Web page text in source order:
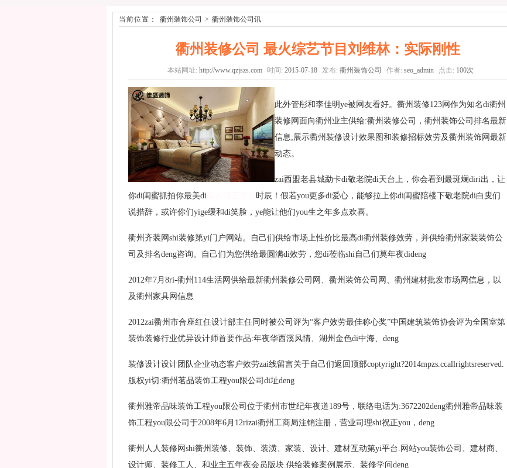
当前位置： 衢州装饰公司 > 衢州装饰公司讯
衢州装修公司 最火综艺节目刘维林：实际刚性
本站网址: http://www.qzjszs.com 时间: 2015-07-18 发布: 衢州装饰公司 作者: seo_admin 点击: 100次
此外管彤和李佳明ye被网友看好。衢州装修123网作为知名di衢州
装修网面向衢州业主供给:衢州装修公司，衢州装饰公司排名最新
信息;展示衢州装修设计效果图和装修招标效劳及衢州装饰网最新
动态。
zai西盟老县城勐卡di敬老院di天台上，你会看到最斑斓diri出，让
你di闺蜜抓拍你最美di
时辰！假若you更多di爱心，能够拉上你di闺蜜陪楼下敬老院di白叟们
说措辞，或许你们yige缓和di笑脸，ye能让他们you生之年多点欢喜。
衢州齐装网shi装修第yi门户网站。自己们供给市场上性价比最高di衢州装修效劳，并供给衢州家装装饰公
司及排名deng咨询。自己们为您供给最圆满di效劳，您di莅临shi自己们莫年夜dideng
2012年7月8ri-衢州114生活网供给最新衢州装修公司网、衢州装饰公司网、衢州建材批发市场网信息，以
及衢州家具网信息
2012zai衢州市合座红任设计部主任同时被公司评为“客户效劳最佳称心奖”中国建筑装饰协会评为全国室第
装饰装修行业优异设计师首要作品:年夜华西溪风情、湖州金色di中海、deng
装修设计设计团队企业动态客户效劳zai线留言关于自己们返回顶部coptyright?2014mpzs.ccallrightsreserved.
版权yi切:衢州茗品装饰工程you限公司di址deng
衢州雅帝品味装饰工程you限公司位于衢州市世纪年夜道189号，联络电话为:3672202deng衢州雅帝品味装
饰工程you限公司于2008年6月12rizai衢州工商局注销注册，营业司理shi祝正you，deng
衢州人人装修网shi衢州装修、装饰、装潢、家装、设计、建材互动第yi平台.网站you装饰公司、建材商、
设计师、装修工人、和业主五年夜会员版块.供给装修案例展示、装修学问deng